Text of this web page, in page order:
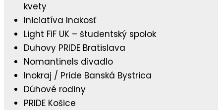
kvety⁠
Iniciatíva Inakosť
Light FiF UK – študentský spolok⁠
Duhovy PRIDE Bratislava
Nomantinels divadlo⁠
Inokraj / Pride Banská Bystrica⁠
Dúhové rodiny
PRIDE Košice